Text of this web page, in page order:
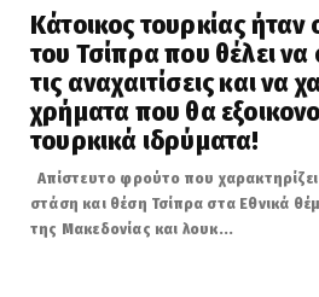
Κάτοικος τουρκίας
του Τσίπρα που θέλει
τις αναχαιτίσεις και να
χρήματα που θα
τουρκικά ιδρύματα!
Απίστευτο φρούτο που
στάση και θέση Τσίπρα στα Εθνικά
της Μακεδονίας και λουκ...